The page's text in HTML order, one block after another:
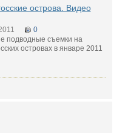
острова. Видео
0
подводные съемки на
островах в январе 2011